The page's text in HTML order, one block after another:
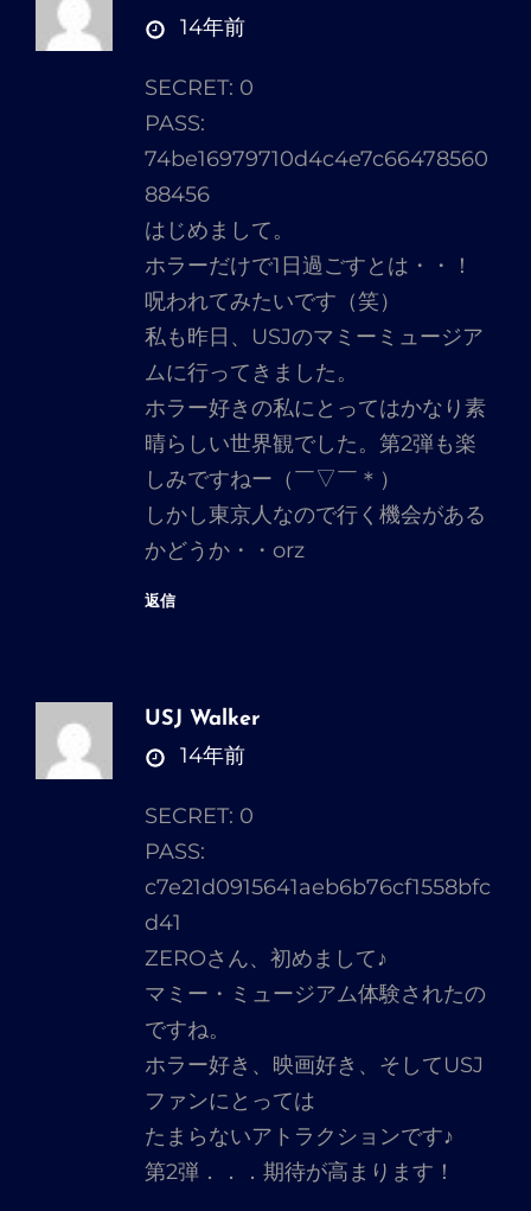
さ
の
発
言:
14年前
SECRET: 0
PASS:
74be16979710d4c4e7c66478560
88456
はじめまして。
ホラーだけで1日過ごすとは・・！
呪われてみたいです（笑）
私も昨日、USJのマミーミュージア
ムに行ってきました。
ホラー好きの私にとってはかなり素
晴らしい世界観でした。第2弾も楽
しみですねー（￣▽￣＊）
しかし東京人なので行く機会がある
かどうか・・orz
返信
USJ Walker
さ
の
発
言:
14年前
SECRET: 0
PASS:
c7e21d0915641aeb6b76cf1558bfc
d41
ZEROさん、初めまして♪
マミー・ミュージアム体験されたの
ですね。
ホラー好き、映画好き、そしてUSJ
ファンにとっては
たまらないアトラクションです♪
第2弾．．．期待が高まります！